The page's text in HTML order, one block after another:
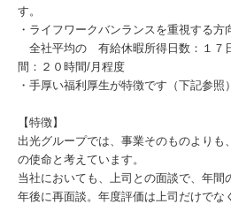
す。
・ライフワークバンランスを重視する方
全社平均の 有給休暇所得日数：１７
間：２０時間/月程度
・手厚い福利厚生が特徴です（下記参照
【特徴】
出光グループでは、事業そのものよりも
の使命と考えています。
当社においても、上司との面談で、年間
年後に再面談。年度評価は上司だけでな